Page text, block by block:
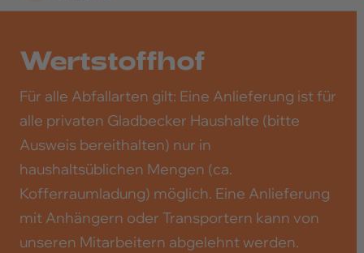
Übersicht
Abfallarten
Informationen
Wertstoffhof
Für alle Abfallarten gilt: Eine Anlieferung ist für
alle privaten Gladbecker Haushalte (bitte
Ausweis bereithalten) nur in
haushaltsüblichen Mengen (ca.
Kofferraumladung) möglich. Eine Anlieferung
mit Anhängern oder Transportern kann von
unseren Mitarbeitern abgelehnt werden.